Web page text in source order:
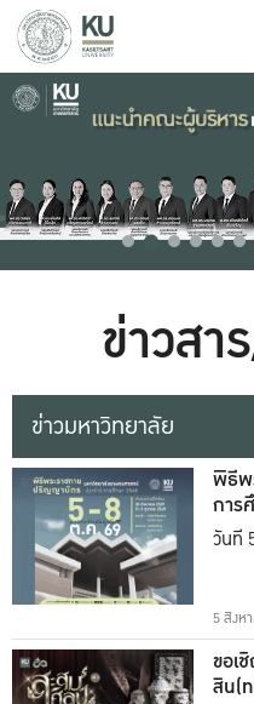
ข่าวส
ข่าวมหาวิทยาลัย
พิธีพ
การ
วันที่
5 สิงห
ขอเ
สิน(